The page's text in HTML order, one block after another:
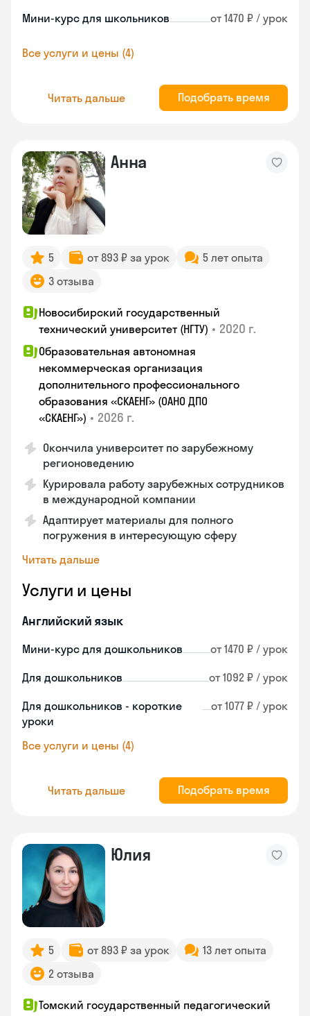
Мини-курс для школьников от 1470 ₽ / урок
Все услуги и цены (4)
Читать дальше Подобрать время
Анна
5 от 893 ₽ за урок
5 лет опыта
3 отзыва
Новосибирский государственный
технический университет (НГТУ) • 2020 г.
Образовательная автономная
некоммерческая организация
дополнительного профессионального
образования «СКАЕНГ» (ОАНО ДПО
«СКАЕНГ») • 2026 г.
Окончила университет по зарубежному
регионоведению
Курировала работу зарубежных сотрудников
в международной компании
Адаптирует материалы для полного
погружения в интересующую сферу
Читать дальше
Услуги и цены
Английский язык
Мини-курс для дошкольников от 1470 ₽ / урок
Для дошкольников от 1092 ₽ / урок
Для дошкольников - короткие
уроки
от 1077 ₽ / урок
Все услуги и цены (4)
Читать дальше Подобрать время
Юлия
5 от 893 ₽ за урок
13 лет опыта
2 отзыва
Томский государственный педагогический